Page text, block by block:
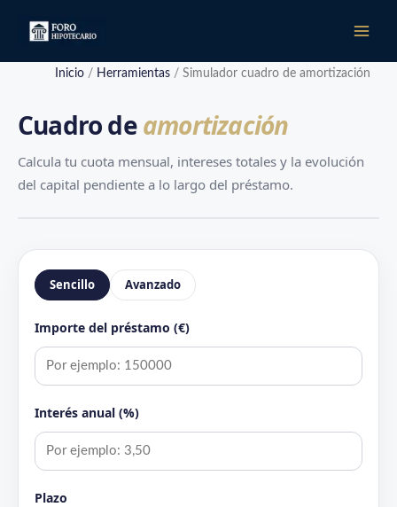
Inicio / Herramientas / Simulador cuadro de amortización
Cuadro deamortización
Calcula tu cuota mensual, intereses totales y la evolución
del capital pendiente a lo largo del préstamo.
Sencillo Avanzado
Importe del préstamo (€)
Interés anual (%)
Plazo